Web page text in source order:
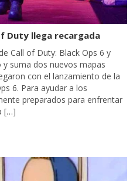
Duty llega recargada
Call of Duty: Black Ops 6 y
suma dos nuevos mapas
con el lanzamiento de la
6. Para ayudar a los
preparados para enfrentar
[…]